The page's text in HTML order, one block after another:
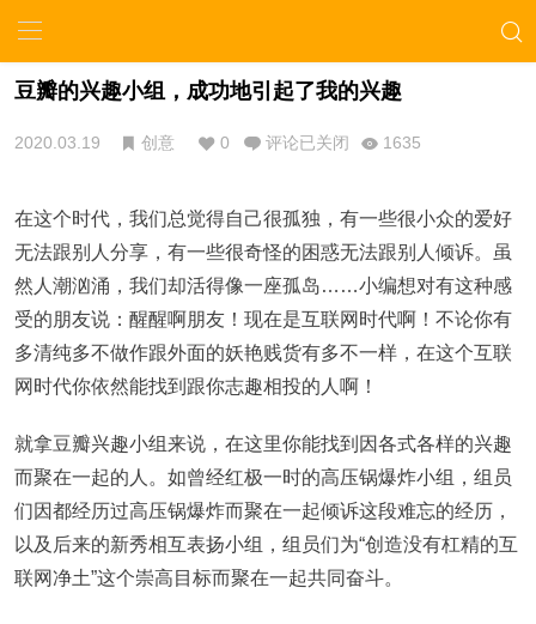
豆瓣的兴趣小组，成功地引起了我的兴趣
2020.03.19 创意 0 评论已关闭 1635
在这个时代，我们总觉得自己很孤独，有一些很小众的爱好
无法跟别人分享，有一些很奇怪的困惑无法跟别人倾诉。虽
然人潮汹涌，我们却活得像一座孤岛……小编想对有这种感
受的朋友说：醒醒啊朋友！现在是互联网时代啊！不论你有
多清纯多不做作跟外面的妖艳贱货有多不一样，在这个互联
网时代你依然能找到跟你志趣相投的人啊！
就拿豆瓣兴趣小组来说，在这里你能找到因各式各样的兴趣
而聚在一起的人。如曾经红极一时的高压锅爆炸小组，组员
们因都经历过高压锅爆炸而聚在一起倾诉这段难忘的经历，
以及后来的新秀相互表扬小组，组员们为“创造没有杠精的互
联网净土”这个崇高目标而聚在一起共同奋斗。